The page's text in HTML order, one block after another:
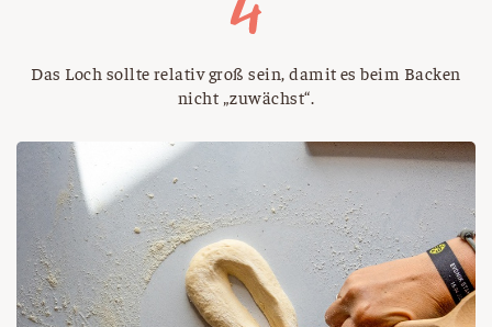
Das Loch sollte relativ groß sein, damit es beim Backen
nicht „zuwächst“.